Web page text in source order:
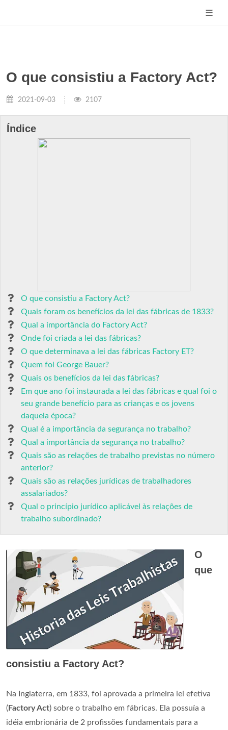
O que consistiu a Factory Act?
2021-09-03 2107
Índice
O que consistiu a Factory Act?
Quais foram os benefícios da lei das fábricas de 1833?
Qual a importância do Factory Act?
Onde foi criada a lei das fábricas?
O que determinava a lei das fábricas Factory ET?
Quem foi George Bauer?
Quais os benefícios da lei das fábricas?
Em que ano foi instaurada a lei das fábricas e qual foi o
seu grande benefício para as crianças e os jovens
daquela época?
Qual é a importância da segurança no trabalho?
Qual a importância da segurança no trabalho?
Quais são as relações de trabalho previstas no número
anterior?
Quais são as relações jurídicas de trabalhadores
assalariados?
Qual o princípio jurídico aplicável às relações de
trabalho subordinado?
O
que
consistiu a Factory Act?
Na Inglaterra, em 1833, foi aprovada a primeira lei efetiva
(Factory Act) sobre o trabalho em fábricas. Ela possuía a
idéia embrionária de 2 profissões fundamentais para a